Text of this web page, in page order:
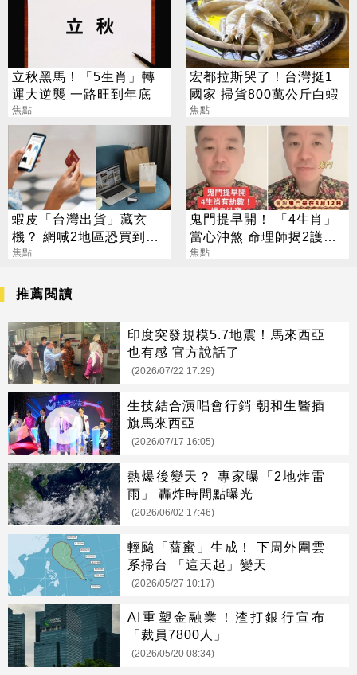
立秋黑馬！「5生肖」轉
運大逆襲 一路旺到年底
焦點
宏都拉斯哭了！台灣挺1
國家 掃貨800萬公斤白蝦
焦點
蝦皮「台灣出貨」藏玄
機？ 網喊2地區恐買到假
貨 專家揭真相
焦點
鬼門提早開！ 「4生肖」
當心沖煞 命理師揭2護身
法寶
焦點
推薦閱讀
印度突發規模5.7地震！馬來西亞
也有感 官方說話了
(2026/07/22 17:29)
生技結合演唱會行銷 朝和生醫插
旗馬來西亞
(2026/07/17 16:05)
熱爆後變天？ 專家曝「2地炸雷
雨」 轟炸時間點曝光
(2026/06/02 17:46)
輕颱「薔蜜」生成！ 下周外圍雲
系掃台 「這天起」變天
(2026/05/27 10:17)
AI重塑金融業！渣打銀行宣布
「裁員7800人」
(2026/05/20 08:34)